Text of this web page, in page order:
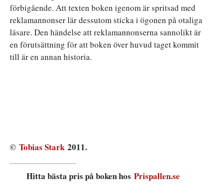
förbigående. Att texten boken igenom är spritsad med
reklamannonser lär dessutom sticka i ögonen på otaliga
läsare. Den händelse att reklamannonserna sannolikt är
en förutsättning för att boken över huvud taget kommit
till är en annan historia.
© Tobias Stark2011.
Hitta bästa pris på boken hos Prispallen.se